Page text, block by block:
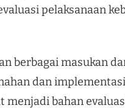
pelaksanaan
berbagai masukan
dan
menjadi bahan